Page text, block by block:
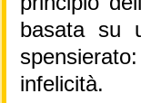
basata su
infelicità.